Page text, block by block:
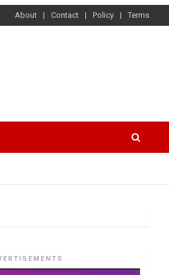
About Contact Policy Terms